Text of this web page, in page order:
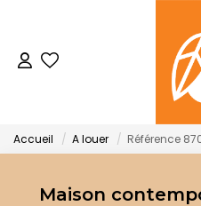
NOTRE
Qui
Nos
Accueil A louer Référence
Maison